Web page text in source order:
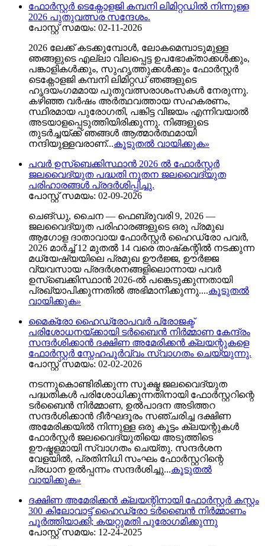
ഫോർസ്റ്റർ ടെക്നോളജി കമ്പനി ലിമിറ്റഡിൽ നിന്നുള്ള
2026 പുതുവത്സര സന്ദേശം.
പോസ്റ്റ് സമയം: 02-11-2026
2026 ലേക്ക് കടക്കുമ്പോൾ, ലോകമെമ്പാടുമുള്ള
ഞങ്ങളുടെ എല്ലാ വിലപ്പെട്ട ഉപഭോക്താക്കൾക്കും,
പങ്കാളികൾക്കും, സുഹൃത്തുക്കൾക്കും ഫോർസ്റ്റർ
ടെക്നോളജി കമ്പനി ലിമിറ്റഡ് ഞങ്ങളുടെ
ഹൃദയംഗമമായ പുതുവത്സരാശംസകൾ നേരുന്നു.
കഴിഞ്ഞ വർഷം അർത്ഥവത്തായ സഹകരണം,
സ്ഥിരമായ പുരോഗതി, പങ്കിട്ട വിജയം എന്നിവയാൽ
അടയാളപ്പെടുത്തിയിരിക്കുന്നു. നിങ്ങളുടെ
തുടർച്ചയ്ക്ക് ഞങ്ങൾ ആത്മാർത്ഥമായി
നന്ദിയുള്ളവരാണ്...കൂടുതൽ വായിക്കുക»
പവർ ഉസ്ബെക്കിസ്ഥാൻ 2026 ൽ ഫോർസ്റ്റർ
ജലവൈദ്യുത പദ്ധതി നൂതന ജലവൈദ്യുത
പരിഹാരങ്ങൾ പ്രദർശിപ്പിച്ചു.
പോസ്റ്റ് സമയം: 02-09-2026
ചെങ്ഡു, ചൈന — ഫെബ്രുവരി 9, 2026 —
ജലവൈദ്യുത പരിഹാരങ്ങളുടെ ഒരു പ്രമുഖ
ആഗോള ദാതാവായ ഫോർസ്റ്റർ ഹൈഡ്രോ പവർ,
2026 മാർച്ച് 12 മുതൽ 14 വരെ താഷ്‌കന്റിൽ നടക്കുന്ന
മധ്യേഷ്യയിലെ പ്രമുഖ ഊർജ്ജ, ഊർജ്ജ
വ്യവസായ പ്രദർശനങ്ങളിലൊന്നായ പവർ
ഉസ്‌ബെക്കിസ്ഥാൻ 2026-ൽ പങ്കെടുക്കുന്നതായി
പ്രഖ്യാപിക്കുന്നതിൽ അഭിമാനിക്കുന്നു....കൂടുതൽ
വായിക്കുക»
മൈക്രോ ഹൈഡ്രോപവർ പ്രോജക്ട്
പരിശോധനയ്ക്കായി ടർബൈൻ നിർമ്മാണ കേന്ദ്രം
സന്ദർശിക്കാൻ ദക്ഷിണ അമേരിക്കൻ ക്ലയന്റുകളെ
ഫോർസ്റ്റർ സ്നേഹപൂർവ്വം സ്വാഗതം ചെയ്യുന്നു.
പോസ്റ്റ് സമയം: 02-02-2026
നടന്നുകൊണ്ടിരിക്കുന്ന സൂക്ഷ്മ ജലവൈദ്യുത
പദ്ധതികൾ പരിശോധിക്കുന്നതിനായി ഫോർസ്റ്ററിന്റെ
ടർബൈൻ നിർമ്മാണ, ഉൽ‌പാദന അടിത്തറ
സന്ദർശിക്കാൻ ദീർഘദൂരം സഞ്ചരിച്ച ദക്ഷിണ
അമേരിക്കയിൽ നിന്നുള്ള ഒരു കൂട്ടം ക്ലയന്റുകൾ
ഫോർസ്റ്റർ ജലവൈദ്യുതിയെ അടുത്തിടെ
ഊഷ്മളമായി സ്വാഗതം ചെയ്തു. സന്ദർശന
വേളയിൽ, പ്രതിനിധി സംഘം ഫോർസ്റ്ററിന്റെ
പ്രധാന ഉൽപ്പന്നം സന്ദർശിച്ചു...കൂടുതൽ
വായിക്കുക»
ദക്ഷിണ അമേരിക്കൻ ക്ലയന്റിനായി ഫോർസ്റ്റർ കസ്റ്റം
300 കിലോവാട്ട് ഹൈഡ്രോ ടർബൈൻ നിർമ്മാണം
പൂർത്തിയാക്കി; കയറ്റുമതി പുരോഗമിക്കുന്നു
പോസ്റ്റ് സമയം: 12-24-2025